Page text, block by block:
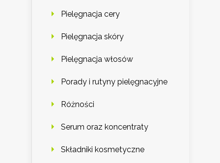
Pielęgnacja cery
Pielęgnacja skóry
Pielęgnacja włosów
Porady i rutyny pielęgnacyjne
Różności
Serum oraz koncentraty
Składniki kosmetyczne